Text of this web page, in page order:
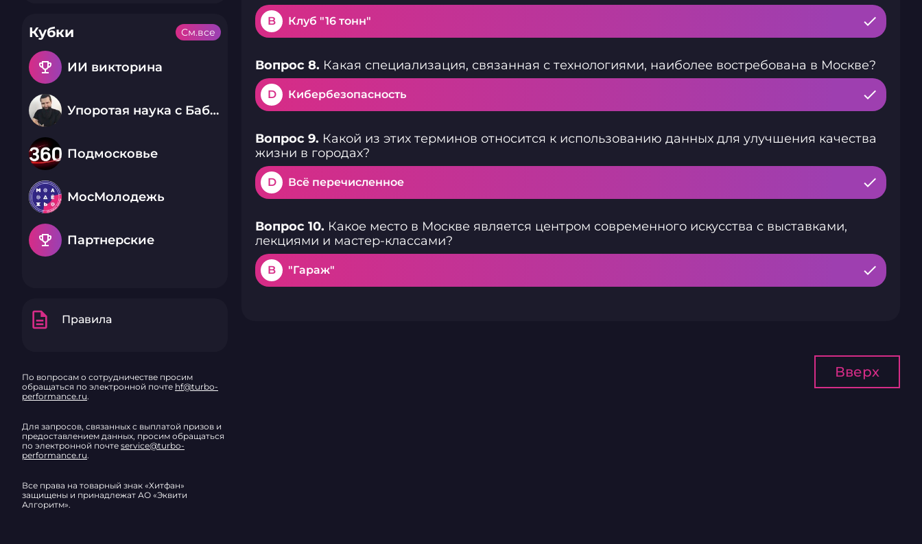
Кубки
emoji_events ИИ викторина
Упоротая наука с Бабаем Лютым
Подмосковье
МосМолодежь
emoji_events Партнерские
См.все
description Правила
По вопросам о сотрудничестве просим
обращаться по электронной почте hf@turbo-
performance.ru.
Для запросов, связанных с выплатой призов и
предоставлением данных, просим обращаться
по электронной почте service@turbo-
performance.ru.
Все права на товарный знак «Хитфан»
защищены и принадлежат АО «Эквити
Алгоритм».
B Клуб "16 тонн"
Вопрос 8. Какая специализация, связанная с технологиями, наиболее востребована в Москве?
D Кибербезопасность
Вопрос 9. Какой из этих терминов относится к использованию данных для улучшения качества
жизни в городах?
D Всё перечисленное
Вопрос 10. Какое место в Москве является центром современного искусства с выставками,
лекциями и мастер-классами?
B "Гараж"
Вверх